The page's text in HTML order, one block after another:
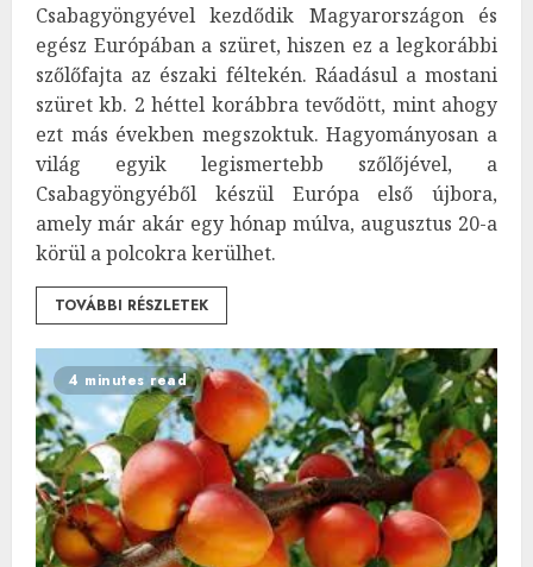
Csabagyöngyével kezdődik Magyarországon és
egész Európában a szüret, hiszen ez a legkorábbi
szőlőfajta az északi féltekén. Ráadásul a mostani
szüret kb. 2 héttel korábbra tevődött, mint ahogy
ezt más években megszoktuk. Hagyományosan a
világ egyik legismertebb szőlőjével, a
Csabagyöngyéből készül Európa első újbora,
amely már akár egy hónap múlva, augusztus 20-a
körül a polcokra kerülhet.
TOVÁBBI RÉSZLETEK
4 minutes read